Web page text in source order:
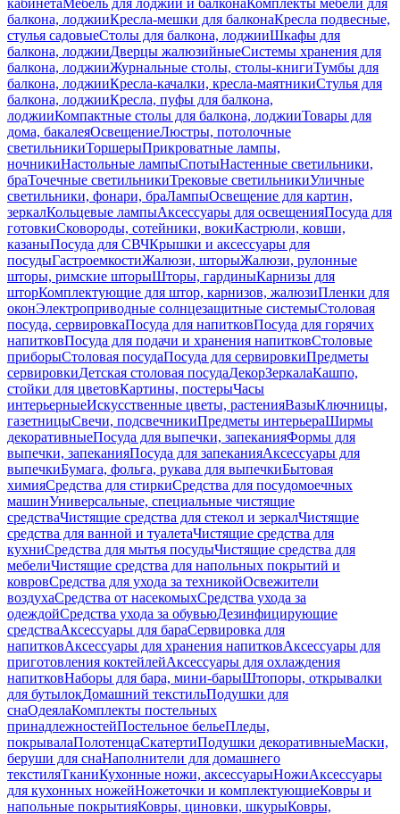
кабинетаМебель для лоджии и балконаКомплекты мебели для
балкона, лоджииКресла-мешки для балконаКресла подвесные,
стулья садовыеСтолы для балкона, лоджииШкафы для
балкона, лоджииДверцы жалюзийныеСистемы хранения для
балкона, лоджииЖурнальные столы, столы-книгиТумбы для
балкона, лоджииКресла-качалки, кресла-маятникиСтулья для
балкона, лоджииКресла, пуфы для балкона,
лоджииКомпактные столы для балкона, лоджииТовары для
дома, бакалеяОсвещениеЛюстры, потолочные
светильникиТоршерыПрикроватные лампы,
ночникиНастольные лампыСпотыНастенные светильники,
браТочечные светильникиТрековые светильникиУличные
светильники, фонари, браЛампыОсвещение для картин,
зеркалКольцевые лампыАксессуары для освещенияПосуда для
готовкиСковороды, сотейники, вокиКастрюли, ковши,
казаныПосуда для СВЧКрышки и аксессуары для
посудыГастроемкостиЖалюзи, шторыЖалюзи, рулонные
шторы, римские шторыШторы, гардиныКарнизы для
шторКомплектующие для штор, карнизов, жалюзиПленки для
оконЭлектроприводные солнцезащитные системыСтоловая
посуда, сервировкаПосуда для напитковПосуда для горячих
напитковПосуда для подачи и хранения напитковСтоловые
приборыСтоловая посудаПосуда для сервировкиПредметы
сервировкиДетская столовая посудаДекорЗеркалаКашпо,
стойки для цветовКартины, постерыЧасы
интерьерныеИскусственные цветы, растенияВазыКлючницы,
газетницыСвечи, подсвечникиПредметы интерьераШирмы
декоративныеПосуда для выпечки, запеканияФормы для
выпечки, запеканияПосуда для запеканияАксессуары для
выпечкиБумага, фольга, рукава для выпечкиБытовая
химияСредства для стиркиСредства для посудомоечных
машинУниверсальные, специальные чистящие
средстваЧистящие средства для стекол и зеркалЧистящие
средства для ванной и туалетаЧистящие средства для
кухниСредства для мытья посудыЧистящие средства для
мебелиЧистящие средства для напольных покрытий и
ковровСредства для ухода за техникойОсвежители
воздухаСредства от насекомыхСредства ухода за
одеждойСредства ухода за обувьюДезинфицирующие
средстваАксессуары для бараСервировка для
напитковАксессуары для хранения напитковАксессуары для
приготовления коктейлейАксессуары для охлаждения
напитковНаборы для бара, мини-барыШтопоры, открывалки
для бутылокДомашний текстильПодушки для
снаОдеялаКомплекты постельных
принадлежностейПостельное бельеПледы,
покрывалаПолотенцаСкатертиПодушки декоративныеМаски,
беруши для снаНаполнители для домашнего
текстиляТканиКухонные ножи, аксессуарыНожиАксессуары
для кухонных ножейНожеточки и комплектующиеКовры и
напольные покрытияКовры, циновки, шкурыКовры,